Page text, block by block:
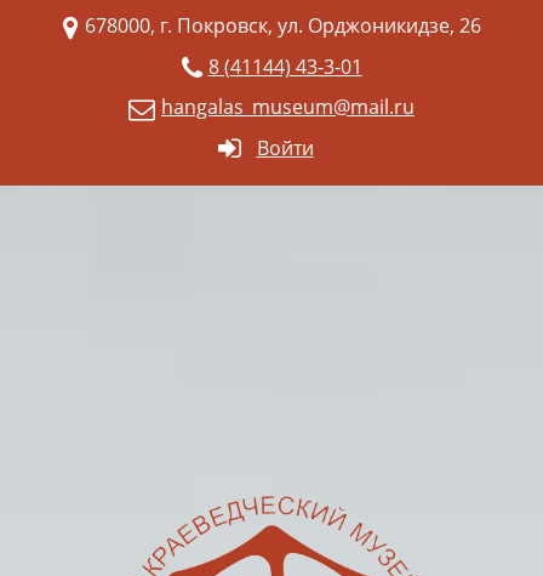
678000, г. Покровск, ул. Орджоникидзе, 26
8 (41144) 43-3-01
hangalas_museum@mail.ru
Войти